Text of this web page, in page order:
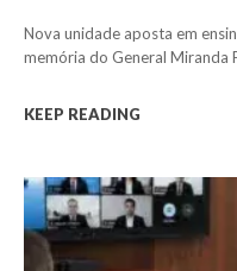
Nova unidade aposta em
memória do General Miranda
KEEP READING